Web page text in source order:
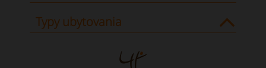
Typy ubytovania